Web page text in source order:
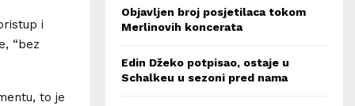
i
“bez
to je
Objavljen broj posjetilaca tokom
Merlinovih koncerata
Edin Džeko potpisao, ostaje u
Schalkeu u sezoni pred nama